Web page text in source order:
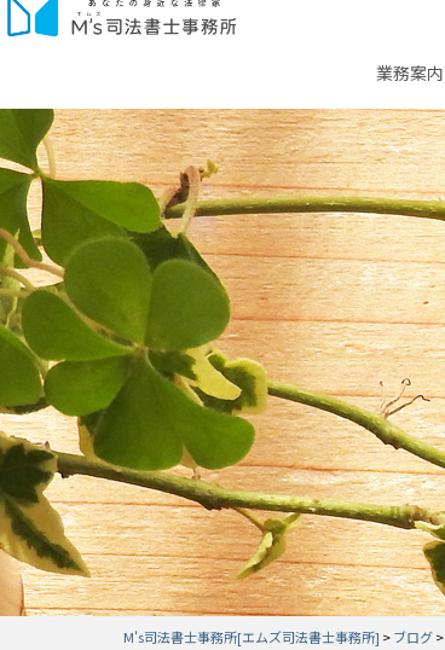
業務案内
M's司法書士事務所[エムズ司法書士事務所] >ブログ>